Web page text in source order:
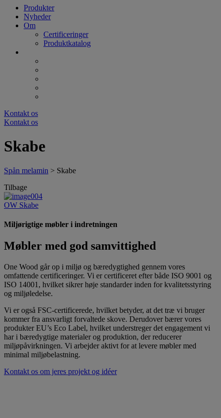
Produkter
Nyheder
Om
Certificeringer
Produktkatalog
Kontakt os
Kontakt os
Skabe
Spån melamin > Skabe
Tilbage
OW Skabe
Miljørigtige møbler i indretningen
Møbler med god samvittighed
One Wood går op i miljø og bæredygtighed gennem vores
omfattende certificeringer. Vi er certificeret efter både ISO 9001 og
ISO 14001, hvilket sikrer høje standarder inden for kvalitetsstyring
og miljøledelse.
Vi er også FSC-certificerede, hvilket betyder, at det træ vi bruger
kommer fra ansvarligt forvaltede skove. Derudover bærer vores
produkter EU’s Eco Label, hvilket understreger det engagement vi
har i bæredygtige materialer og produktion, der reducerer
miljøpåvirkningen. Vi arbejder aktivt for at levere møbler med
minimal miljøbelastning.
Kontakt os om jeres projekt og idéer